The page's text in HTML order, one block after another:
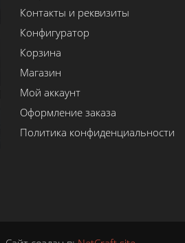
Контакты и реквизиты
Конфигуратор
Корзина
Магазин
Мой аккаунт
Оформление заказа
Политика конфиденциальности